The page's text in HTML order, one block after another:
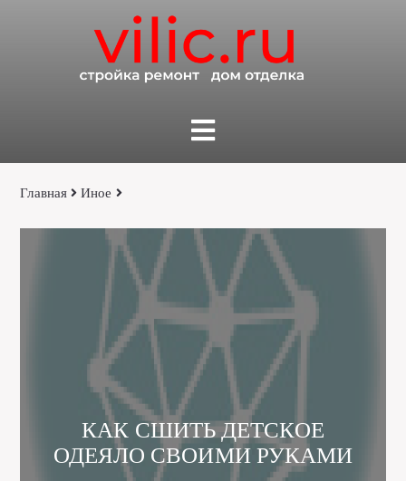
Главная Иное
КАК СШИТЬ ДЕТСКОЕ
ОДЕЯЛО СВОИМИ РУКАМИ